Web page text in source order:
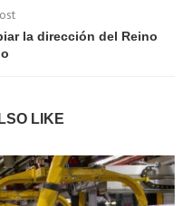
la dirección del Reino
LIKE